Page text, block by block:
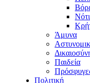
Άμυνα
Παιδεία
Πολιτική